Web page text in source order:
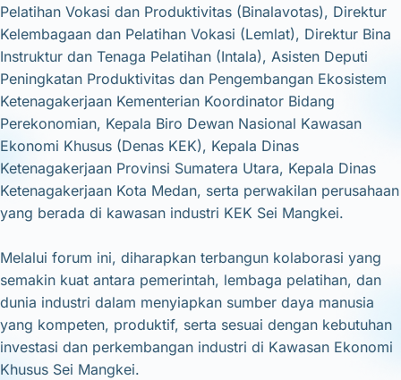
Pelatihan Vokasi dan Produktivitas (Binalavotas), Direktur
Kelembagaan dan Pelatihan Vokasi (Lemlat), Direktur Bina
Instruktur dan Tenaga Pelatihan (Intala), Asisten Deputi
Peningkatan Produktivitas dan Pengembangan Ekosistem
Ketenagakerjaan Kementerian Koordinator Bidang
Perekonomian, Kepala Biro Dewan Nasional Kawasan
Ekonomi Khusus (Denas KEK), Kepala Dinas
Ketenagakerjaan Provinsi Sumatera Utara, Kepala Dinas
Ketenagakerjaan Kota Medan, serta perwakilan perusahaan
yang berada di kawasan industri KEK Sei Mangkei.
Melalui forum ini, diharapkan terbangun kolaborasi yang
semakin kuat antara pemerintah, lembaga pelatihan, dan
dunia industri dalam menyiapkan sumber daya manusia
yang kompeten, produktif, serta sesuai dengan kebutuhan
investasi dan perkembangan industri di Kawasan Ekonomi
Khusus Sei Mangkei.